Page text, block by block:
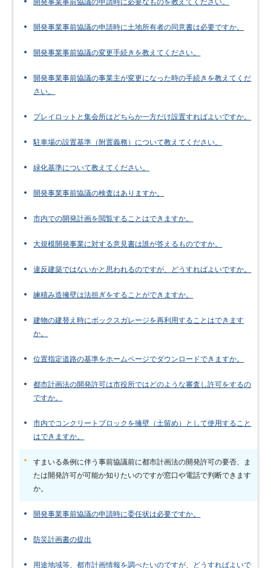
開発事業事前協議の申請時に必要なものを教えてください。
開発事業事前協議の申請時に土地所有者の同意書は必要ですか。
開発事業事前協議の変更手続きを教えてください。
開発事業事前協議の事業主が変更になった時の手続きを教えてくだ
さい。
プレイロットと集会所はどちらか一方だけ設置すればよいですか。
駐車場の設置基準（附置義務）について教えてください。
緑化基準について教えてください。
開発事業事前協議の検査はありますか。
市内での開発計画を閲覧することはできますか。
大規模開発事業に対する意見書は誰が答えるものですか。
違反建築ではないかと思われるのですが、どうすればよいですか。
練積み造擁壁は法担ぎをすることができますか。
建物の建替え時にボックスガレージを再利用することはできます
か。
位置指定道路の基準をホームページでダウンロードできますか。
都市計画法の開発許可は市役所ではどのような審査し許可をするの
ですか。
市内でコンクリートブロックを擁壁（土留め）として使用すること
はできますか。
すまいる条例に伴う事前協議前に都市計画法の開発許可の要否、ま
たは開発許可が可能か知りたいのですが窓口や電話で判断できます
か。
開発事業事前協議の申請時に委任状は必要ですか。
防災計画書の提出
用途地域等、都市計画情報を調べたいのですが、どうすればよいで